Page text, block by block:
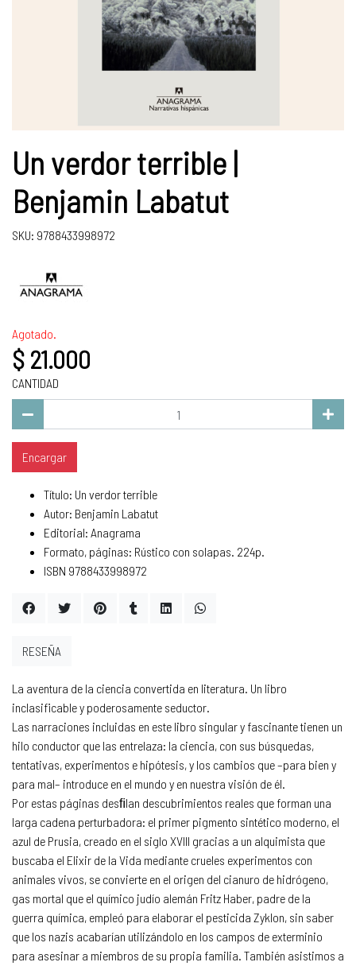
Un verdor terrible |
Benjamin Labatut
SKU: 9788433998972
Agotado.
$ 21.000
CANTIDAD
Encargar
Título: Un verdor terrible
Autor: Benjamin Labatut
Editorial: Anagrama
Formato, páginas: Rústico con solapas. 224p.
ISBN 9788433998972
La aventura de la ciencia convertida en literatura. Un libro
inclasificable y poderosamente seductor.
Las narraciones incluidas en este libro singular y fascinante tienen un
hilo conductor que las entrelaza: la ciencia, con sus búsquedas,
tentativas, experimentos e hipótesis, y los cambios que –para bien y
para mal– introduce en el mundo y en nuestra visión de él.
Por estas páginas desﬁlan descubrimientos reales que forman una
larga cadena perturbadora: el primer pigmento sintético moderno, el
azul de Prusia, creado en el siglo XVIII gracias a un alquimista que
buscaba el Elixir de la Vida mediante crueles experimentos con
animales vivos, se convierte en el origen del cianuro de hidrógeno,
gas mortal que el químico judío alemán Fritz Haber, padre de la
guerra química, empleó para elaborar el pesticida Zyklon, sin saber
que los nazis acabarían utilizándolo en los campos de exterminio
para asesinar a miembros de su propia familia. También asistimos a
RESEÑA